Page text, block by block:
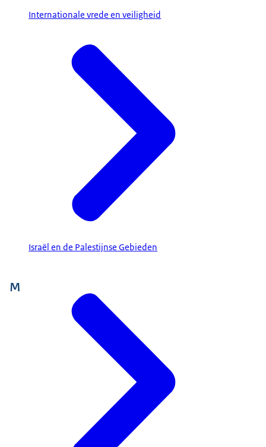
Internationale vrede en veiligheid
Israël en de Palestijnse Gebieden
M